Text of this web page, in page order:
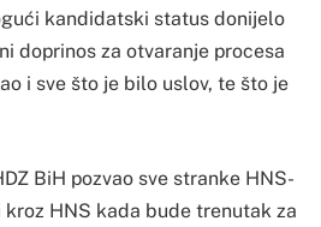
kandidatski status donijelo
doprinos za otvaranje procesa
i sve što je bilo uslov, te što je
BiH pozvao sve stranke HNS-
HNS kada bude trenutak za